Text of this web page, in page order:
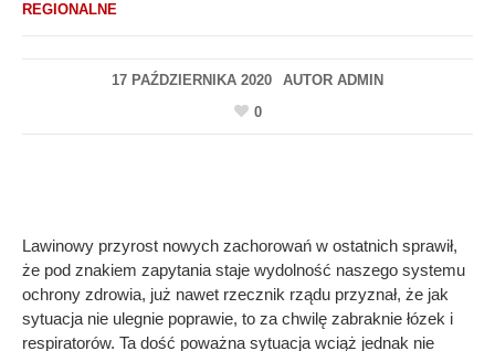
REGIONALNE
17 PAŹDZIERNIKA 2020 AUTOR ADMIN
0
Lawinowy przyrost nowych zachorowań w ostatnich sprawił,
że pod znakiem zapytania staje wydolność naszego systemu
ochrony zdrowia, już nawet rzecznik rządu przyznał, że jak
sytuacja nie ulegnie poprawie, to za chwilę zabraknie łózek i
respiratorów. Ta dość poważna sytuacja wciąż jednak nie